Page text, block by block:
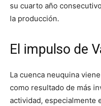
su cuarto año
la producción.
El impulso de
La cuenca neuquina
como resultado de más
actividad, especialmente